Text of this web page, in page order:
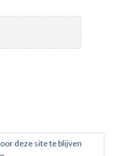
deze site te blijven